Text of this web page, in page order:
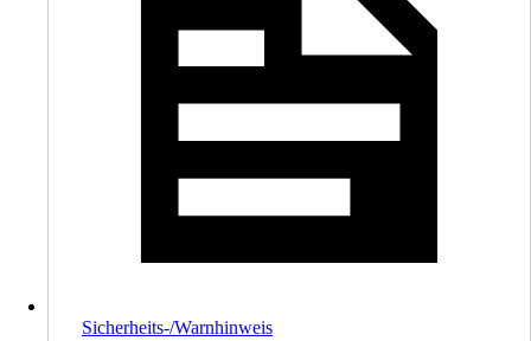
Sicherheits-/Warnhinweis